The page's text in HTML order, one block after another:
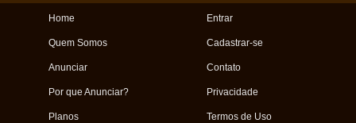
Home
Quem Somos
Anunciar
Por que Anunciar?
Planos
Entrar
Cadastrar-se
Contato
Privacidade
Termos de Uso